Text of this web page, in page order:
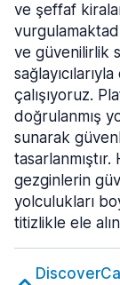
ve şeffaf
ve güvenilirlik
çalışıyoruz.
doğrulanmış
sunarak
gezginlerin
yolculukları
titizlikle ele